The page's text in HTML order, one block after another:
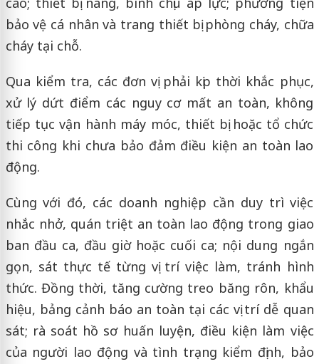
bảo vệ cá nhân và trang thiết bị phòng cháy, chữa
cháy tại chỗ.
Qua kiểm tra, các đơn vị phải kịp thời khắc phục,
xử lý dứt điểm các nguy cơ mất an toàn, không
tiếp tục vận hành máy móc, thiết bị hoặc tổ chức
thi công khi chưa bảo đảm điều kiện an toàn lao
động.
Cùng với đó, các doanh nghiệp cần duy trì việc
nhắc nhở, quán triệt an toàn lao động trong giao
ban đầu ca, đầu giờ hoặc cuối ca; nội dung ngắn
gọn, sát thực tế từng vị trí việc làm, tránh hình
thức. Đồng thời, tăng cường treo băng rôn, khẩu
hiệu, bảng cảnh báo an toàn tại các vị trí dễ quan
sát; rà soát hồ sơ huấn luyện, điều kiện làm việc
của người lao động và tình trạng kiểm định, bảo